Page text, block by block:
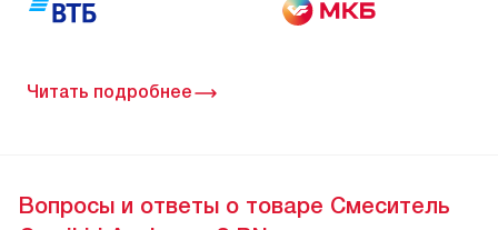
Читать подробнее
Вопросы и ответы о товаре Смеситель